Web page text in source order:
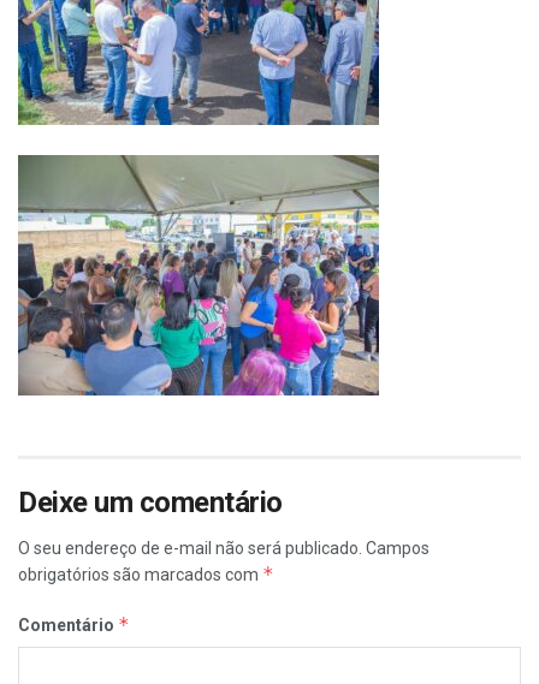
Deixe um comentário
O seu endereço de e-mail não será publicado. Campos
obrigatórios são marcados com *
Comentário *